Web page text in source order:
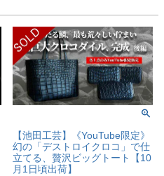
【池田工芸】《YouTube限定》
幻の「デストロイクロコ」で仕
立てる、贅沢ビッグトート【10
月1日頃出荷】